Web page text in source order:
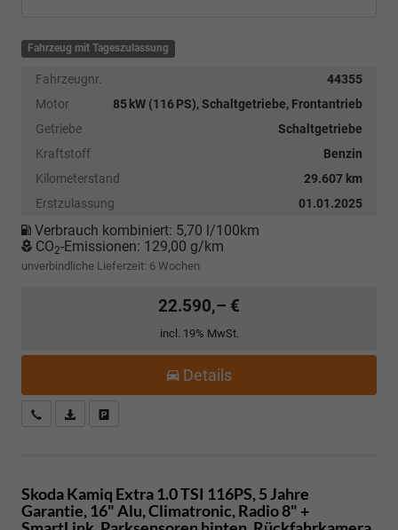
Fahrzeug mit Tageszulassung
Fahrzeugnr.
44355
Motor
85 kW (116 PS), Schaltgetriebe, Frontantrieb
Getriebe
Schaltgetriebe
Kraftstoff
Benzin
Kilometerstand
29.607 km
Erstzulassung
01.01.2025
Verbrauch kombiniert: 5,70 l/100km
CO2-Emissionen: 129,00 g/km
unverbindliche Lieferzeit: 6 Wochen
22.590,– €
incl. 19% MwSt.
Details
Kostenloser Rückruf-Service
PDF-Datei, Fahrzeugexposé drucken
Skoda Kamiq Extra 1.0 TSI 116PS, 5 Jahre
Garantie, 16" Alu, Climatronic, Radio 8" +